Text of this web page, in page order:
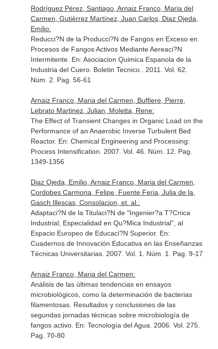
Rodríguez Pérez, Santiago, Arnaiz Franco, Maria del
Carmen, Gutiérrez Martínez, Juan Carlos, Diaz Ojeda,
Emilio:
Reducci?N de la Producci?N de Fangos en Exceso en
Procesos de Fangos Activos Mediante Aereaci?N
Intermitente. En: Asociacion Quimica Espanola de la
Industria del Cuero. Boletin Tecnico.
. 2011. Vol. 62.
Núm. 2. Pag. 56-61
Arnaiz Franco, Maria del Carmen, Buffiere, Pierre,
Lebrato Martinez, Julian, Moletta, Rene:
The Effect of Transient Changes in Organic Load on the
Performance of an Anaerobic Inverse Turbulent Bed
Reactor. En: Chemical Engineering and Processing:
Process Intensification . 2007. Vol. 46. Núm. 12. Pag.
1349-1356
Diaz Ojeda, Emilio, Arnaiz Franco, Maria del Carmen,
Cordobes Carmona, Felipe, Fuente Feria, Julia de la,
Gasch Illescas, Consolacion, et. al.:
Adaptaci?N de la Titulaci?N de "Ingenier?a T?Cnica
Industrial, Especialidad en Qu?Mica Industrial", al
Espacio Europeo de Educaci?N Superior. En:
Cuadernos de Innovación Educativa en las Enseñanzas
Técnicas Universitarias. 2007. Vol. 1. Núm. 1. Pag. 9-17
Arnaiz Franco, Maria del Carmen:
Análisis de las últimas tendencias en ensayos
microbiológicos, como la determinación de bacterias
filamentosas. Resultados y conclusiones de las
segundas jornadas técnicas sobre microbiología de
fangos activo. En: Tecnología del Agua . 2006. Vol. 275.
Pag. 70-80